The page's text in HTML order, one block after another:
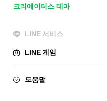
크리에이터스 테마
LINE 서비스
LINE 게임
도움말